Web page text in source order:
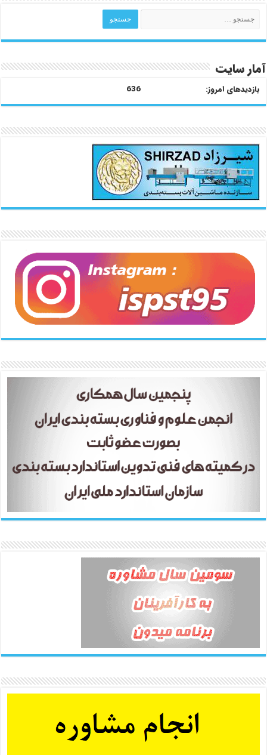
آمار سایت
بازدیدهای امروز: 636